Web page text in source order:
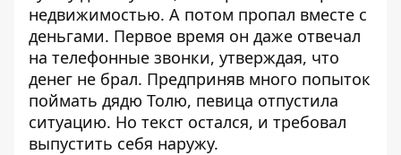
недвижимостью. А потом пропал вместе с
деньгами. Первое время он даже отвечал
на телефонные звонки, утверждая, что
денег не брал. Предприняв много попыток
поймать дядю Толю, певица отпустила
ситуацию. Но текст остался, и требовал
выпустить себя наружу.